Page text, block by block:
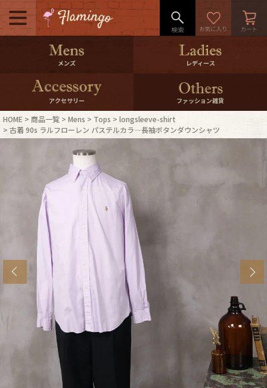
メニュー
500pt＆10％Offクーポンプレゼン
ト
10％0ffクーポンプレゼント
ログイン・会員登録 LINE ID連携
ご利用ガイド
店舗紹介
ブランドから探す
年代から探す
メンズ レディース
アクセサリー ファッション雑貨
HOME 商品一覧 Mens Tops
longsleeve-shirt
古着 90s ラルフローレン パステルカラ―長袖ボタンダウンシャツ